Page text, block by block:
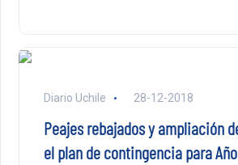
Diario Uchile 28-12-2018
Peajes rebajados y ampliación
el plan de contingencia para